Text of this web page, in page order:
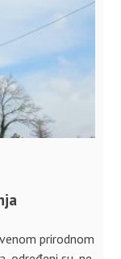
prirodnom